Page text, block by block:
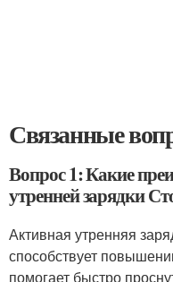
Связанные
Вопрос 1: Какие
утренней зарядки
Активная утренняя
способствует
помогает быстро